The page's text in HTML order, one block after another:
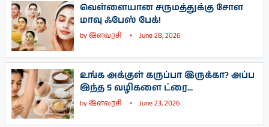
வெள்ளையான சருமத்துக்கு சோள
மாவு ஃபேஸ் பேக்!
byஇளவரசி June 28, 2026
உங்க அக்குள் கருப்பா இருக்கா? அப்ப
இந்த 5 வழிகளை ட்ரை...
byஇளவரசி June 23, 2026